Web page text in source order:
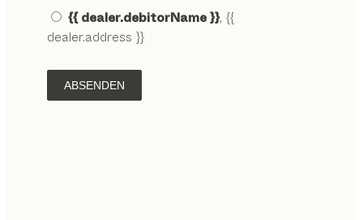
{{ dealer.debitorName }}, {{
dealer.address }}
ABSENDEN